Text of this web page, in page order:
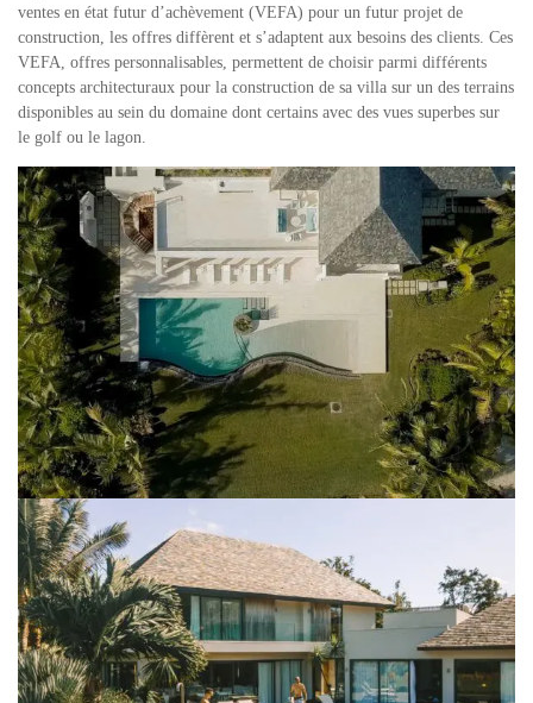
ventes en état futur d’achèvement (VEFA) pour un futur projet de
construction, les offres diffèrent et s’adaptent aux besoins des clients. Ces
VEFA, offres personnalisables, permettent de choisir parmi différents
concepts architecturaux pour la construction de sa villa sur un des terrains
disponibles au sein du domaine dont certains avec des vues superbes sur
le golf ou le lagon.